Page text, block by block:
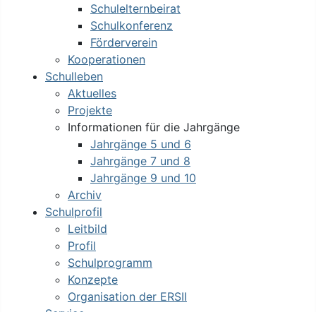
Schulelternbeirat
Schulkonferenz
Förderverein
Kooperationen
Schulleben
Aktuelles
Projekte
Informationen für die Jahrgänge
Jahrgänge 5 und 6
Jahrgänge 7 und 8
Jahrgänge 9 und 10
Archiv
Schulprofil
Leitbild
Profil
Schulprogramm
Konzepte
Organisation der ERSII